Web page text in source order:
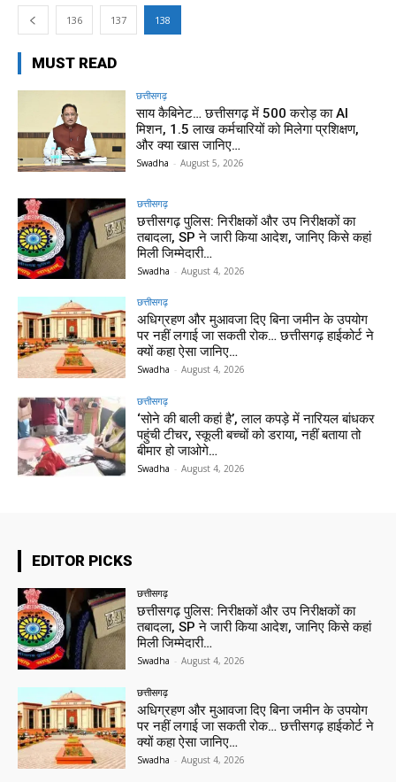
136 137 138
MUST READ
छत्तीसगढ़
साय कैबिनेट… छत्तीसगढ़ में 500 करोड़ का AI
मिशन, 1.5 लाख कर्मचारियों को मिलेगा प्रशिक्षण,
और क्या खास जानिए…
Swadha - August 5, 2026
छत्तीसगढ़
छत्तीसगढ़ पुलिस: निरीक्षकों और उप निरीक्षकों का
तबादला, SP ने जारी किया आदेश, जानिए किसे कहां
मिली जिम्मेदारी…
Swadha - August 4, 2026
छत्तीसगढ़
अधिग्रहण और मुआवजा दिए बिना जमीन के उपयोग
पर नहीं लगाई जा सकती रोक… छत्तीसगढ़ हाईकोर्ट ने
क्यों कहा ऐसा जानिए…
Swadha - August 4, 2026
छत्तीसगढ़
‘सोने की बाली कहां है’, लाल कपड़े में नारियल बांधकर
पहुंची टीचर, स्कूली बच्चों को डराया, नहीं बताया तो
बीमार हो जाओगे…
Swadha - August 4, 2026
EDITOR PICKS
छत्तीसगढ़
छत्तीसगढ़ पुलिस: निरीक्षकों और उप निरीक्षकों का
तबादला, SP ने जारी किया आदेश, जानिए किसे कहां
मिली जिम्मेदारी…
Swadha - August 4, 2026
छत्तीसगढ़
अधिग्रहण और मुआवजा दिए बिना जमीन के उपयोग
पर नहीं लगाई जा सकती रोक… छत्तीसगढ़ हाईकोर्ट ने
क्यों कहा ऐसा जानिए…
Swadha - August 4, 2026